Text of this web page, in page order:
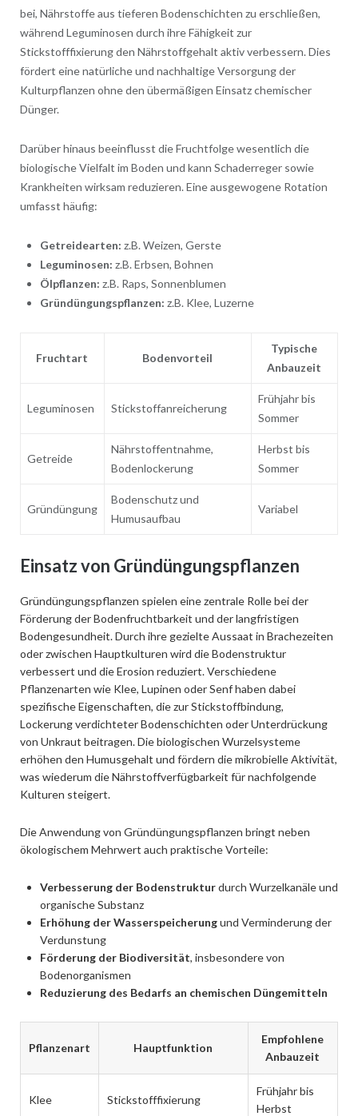
bei, Nährstoffe aus tieferen Bodenschichten zu erschließen,
während Leguminosen durch ihre Fähigkeit zur
Stickstofffixierung den Nährstoffgehalt aktiv verbessern. Dies
fördert eine natürliche und nachhaltige Versorgung der
Kulturpflanzen ohne den übermäßigen Einsatz chemischer
Dünger.
Darüber hinaus beeinflusst die Fruchtfolge wesentlich die
biologische Vielfalt im Boden und kann Schaderreger sowie
Krankheiten wirksam reduzieren. Eine ausgewogene Rotation
umfasst häufig:
Getreidearten: z.B. Weizen, Gerste
Leguminosen: z.B. Erbsen, Bohnen
Ölpflanzen: z.B. Raps, Sonnenblumen
Gründüngungspflanzen: z.B. Klee, Luzerne
Fruchtart Bodenvorteil
Typische
Anbauzeit
Leguminosen Stickstoffanreicherung
Frühjahr bis
Sommer
Getreide
Nährstoffentnahme,
Bodenlockerung
Herbst bis
Sommer
Gründüngung
Bodenschutz und
Humusaufbau
Variabel
Einsatz von Gründüngungspflanzen
Gründüngungspflanzen spielen eine zentrale Rolle bei der
Förderung der Bodenfruchtbarkeit und der langfristigen
Bodengesundheit. Durch ihre gezielte Aussaat in Brachezeiten
oder zwischen Hauptkulturen wird die Bodenstruktur
verbessert und die Erosion reduziert. Verschiedene
Pflanzenarten wie Klee, Lupinen oder Senf haben dabei
spezifische Eigenschaften, die zur Stickstoffbindung,
Lockerung verdichteter Bodenschichten oder Unterdrückung
von Unkraut beitragen. Die biologischen Wurzelsysteme
erhöhen den Humusgehalt und fördern die mikrobielle Aktivität,
was wiederum die Nährstoffverfügbarkeit für nachfolgende
Kulturen steigert.
Die Anwendung von Gründüngungspflanzen bringt neben
ökologischem Mehrwert auch praktische Vorteile:
Verbesserung der Bodenstrukturdurch Wurzelkanäle und
organische Substanz
Erhöhung der Wasserspeicherungund Verminderung der
Verdunstung
Förderung der Biodiversität, insbesondere von
Bodenorganismen
Reduzierung des Bedarfs an chemischen Düngemitteln
Pflanzenart Hauptfunktion
Empfohlene
Anbauzeit
Klee Stickstofffixierung
Frühjahr bis
Herbst